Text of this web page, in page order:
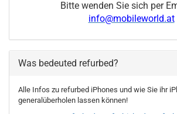
Bitte wenden Sie sich per
info@mobileworld.at
Was bedeuted refurbed?
Alle Infos zu refurbed iPhones und wie Sie ihr
generalüberholen lassen können!